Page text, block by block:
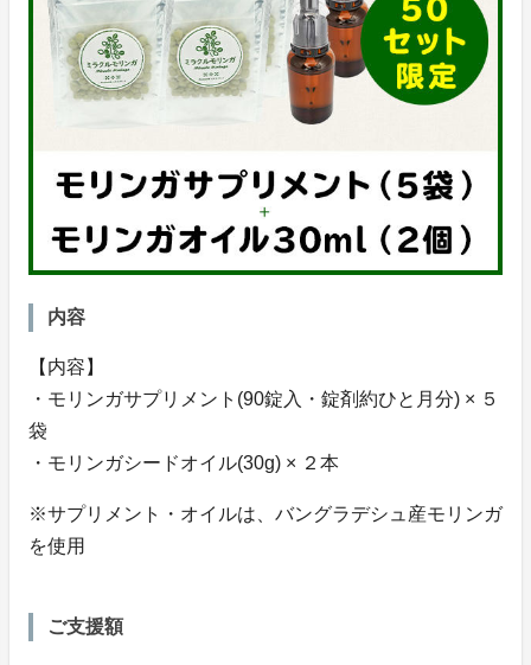
内容
【内容】
・モリンガサプリメント(90錠入・錠剤約ひと月分) × ５
袋
・モリンガシードオイル(30g) × ２本
※サプリメント・オイルは、バングラデシュ産モリンガ
を使用
ご支援額